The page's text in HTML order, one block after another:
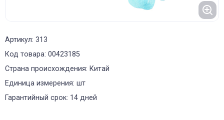
Артикул: 313
Код товара: 00423185
Страна происхождения: Китай
Единица измерения: шт
Гарантийный срок: 14 дней